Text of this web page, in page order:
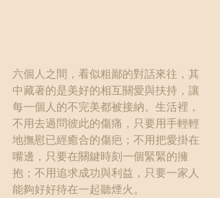
六個人之間，看似粗鄙的對話來往，其
中藏著的是美好的相互關愛與扶持，讓
每一個人的不完美都被接納。生活裡，
不用去過問彼此的傷痛，只要用手輕輕
地撫慰已經癒合的傷疤；不用把愛掛在
嘴邊，只要在關鍵時刻一個緊緊的擁
抱；不用追求成功與利益，只要一家人
能夠好好待在一起聽煙火。